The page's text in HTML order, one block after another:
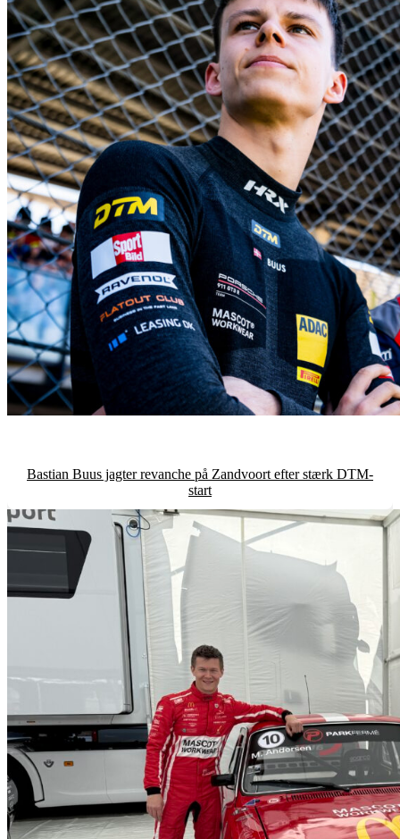
Bastian Buus jagter revanche på Zandvoort efter stærk DTM-
start